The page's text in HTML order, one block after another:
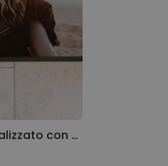
Zerbino XL Personalizzato con Foto